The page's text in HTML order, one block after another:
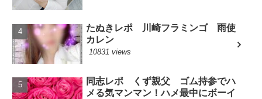
たぬきレポ 川崎フラミンゴ 雨使
カレン
10831 views
同志レポ くず親父 ゴム持参でハ
メる気マンマン！ハメ最中にボーイ